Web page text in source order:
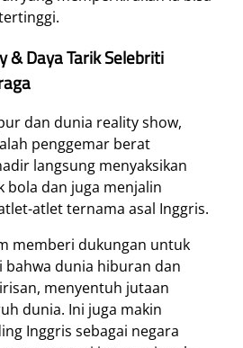
& Daya Tarik Selebriti
dan dunia reality show,
penggemar berat
langsung menyaksikan
bola dan juga menjalin
atlet ternama asal Inggris.
memberi dukungan untuk
bahwa dunia hiburan dan
menyentuh jutaan
dunia. Ini juga makin
Inggris sebagai negara